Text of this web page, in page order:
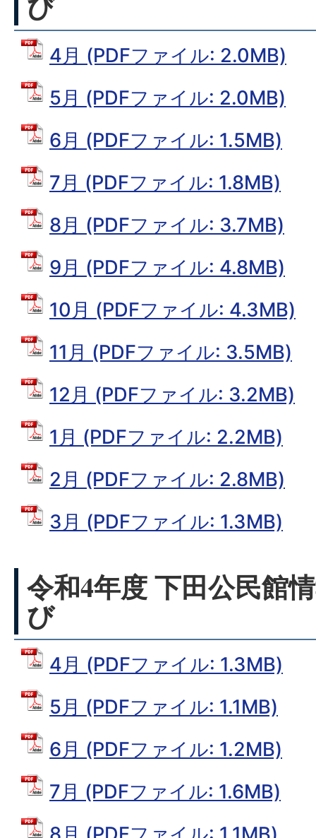
4月 (PDFファイル: 2.0MB)
5月 (PDFファイル: 2.0MB)
6月 (PDFファイル: 1.5MB)
7月 (PDFファイル: 1.8MB)
8月 (PDFファイル: 3.7MB)
9月 (PDFファイル: 4.8MB)
10月 (PDFファイル: 4.3MB)
11月 (PDFファイル: 3.5MB)
12月 (PDFファイル: 3.2MB)
1月 (PDFファイル: 2.2MB)
2月 (PDFファイル: 2.8MB)
3月 (PDFファイル: 1.3MB)
令和4年度 下田公民館
び
4月 (PDFファイル: 1.3MB)
5月 (PDFファイル: 1.1MB)
6月 (PDFファイル: 1.2MB)
7月 (PDFファイル: 1.6MB)